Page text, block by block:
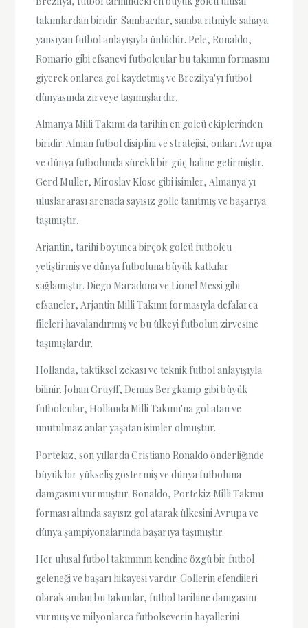
takımlardan biridir. Sambacılar, samba ritmiyle sahaya
yansıyan futbol anlayışıyla ünlüdür. Pele, Ronaldo,
Romario gibi efsanevi futbolcular bu takımın formasını
giyerek onlarca gol kaydetmiş ve Brezilya'yı futbol
dünyasında zirveye taşımışlardır.
Almanya Milli Takımı da tarihin en golcü ekiplerinden
biridir. Alman futbol disiplini ve stratejisi, onları Avrupa
ve dünya futbolunda sürekli bir güç haline getirmiştir.
Gerd Muller, Miroslav Klose gibi isimler, Almanya'yı
uluslararası arenada sayısız golle tanıtmış ve başarıya
taşımıştır.
Arjantin, tarihi boyunca birçok golcü futbolcu
yetiştirmiş ve dünya futboluna büyük katkılar
sağlamıştır. Diego Maradona ve Lionel Messi gibi
efsaneler, Arjantin Milli Takımı formasıyla defalarca
fileleri havalandırmış ve bu ülkeyi futbolun zirvesine
taşımışlardır.
Hollanda, taktiksel zekası ve teknik futbol anlayışıyla
bilinir. Johan Cruyff, Dennis Bergkamp gibi büyük
futbolcular, Hollanda Milli Takımı'na gol atan ve
unutulmaz anlar yaşatan isimler olmuştur.
Portekiz, son yıllarda Cristiano Ronaldo önderliğinde
büyük bir yükseliş göstermiş ve dünya futboluna
damgasını vurmuştur. Ronaldo, Portekiz Milli Takımı
forması altında sayısız gol atarak ülkesini Avrupa ve
dünya şampiyonalarında başarıya taşımıştır.
Her ulusal futbol takımının kendine özgü bir futbol
geleneği ve başarı hikayesi vardır. Gollerin efendileri
olarak anılan bu takımlar, futbol tarihine damgasını
vurmuş ve milyonlarca futbolseverin hayallerini